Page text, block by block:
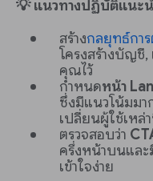
💡 แนวทางปฏิบัติแนะ
สร้างกลยุทธ์กา
โครงสร้างบัญชี
คุณไว้
กำหนดหน้า
ซึ่งมีแนวโน้มม
เปลี่ยนผู้ใช้เหล่
ตรวจสอบว่า
ครึ่งหน้าบนและ
เข้าใจง่าย